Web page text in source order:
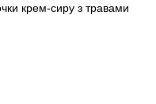
крем-сиру з травами